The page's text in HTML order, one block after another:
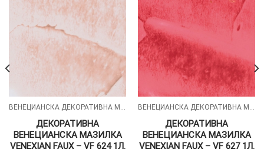
ВЕНЕЦИАНСКА ДЕКОРАТИВНА МАЗИЛКА - VENEXIAN FAUX
ДЕКОРАТИВНА
ВЕНЕЦИАНСКА МАЗИЛКА
VENEXIAN FAUX – VF 624 1Л.
ВЕНЕЦИАНСКА ДЕКОРАТИВНА МАЗИЛКА - VENEXIAN FAUX
ДЕКОРАТИВНА
ВЕНЕЦИАНСКА МАЗИЛКА
VENEXIAN FAUX – VF 627 1Л.